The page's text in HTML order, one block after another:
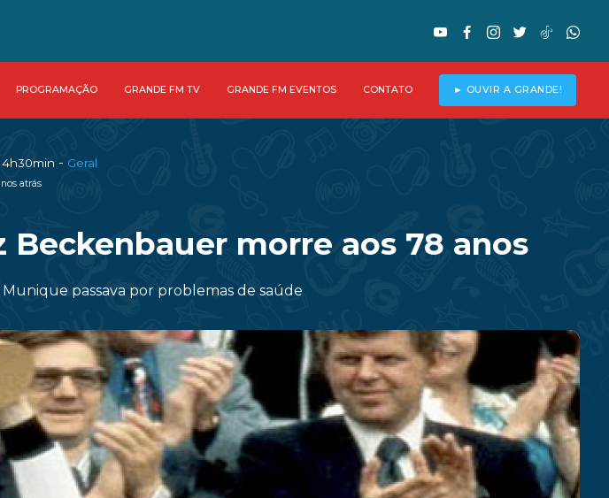
PROGRAMAÇÃO GRANDE FM TV GRANDE FM EVENTOS CONTATO ► OUVIR A GRANDE!
- Geral
atrás
morre aos 78 anos
passava por problemas de saúde